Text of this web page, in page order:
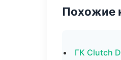
Похожие
ГК Clutch